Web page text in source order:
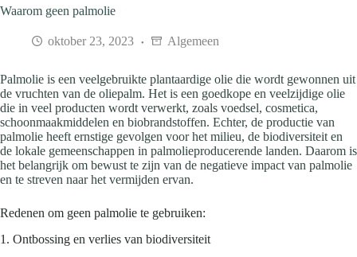
Waarom geen palmolie
oktober 23, 2023 Algemeen
Palmolie is een veelgebruikte plantaardige olie die wordt gewonnen uit
de vruchten van de oliepalm. Het is een goedkope en veelzijdige olie
die in veel producten wordt verwerkt, zoals voedsel, cosmetica,
schoonmaakmiddelen en biobrandstoffen. Echter, de productie van
palmolie heeft ernstige gevolgen voor het milieu, de biodiversiteit en
de lokale gemeenschappen in palmolieproducerende landen. Daarom is
het belangrijk om bewust te zijn van de negatieve impact van palmolie
en te streven naar het vermijden ervan.
Redenen om geen palmolie te gebruiken:
1. Ontbossing en verlies van biodiversiteit